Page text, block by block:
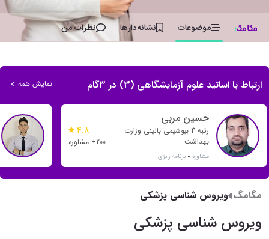
موضوعات نشانه‌دار‌ها نظرات من
ارتباط با اساتید علوم آزمایشگاهی (3) در 3گام نمایش همه
حسین مربی
رتبه 4 بیوشیمی بالینی وزارت
بهداشت
مشاوره برنامه ریزی
4.8
200+ مشاوره
مگامگ ویروس شناسی پزشکی
ویروس شناسی پزشکی